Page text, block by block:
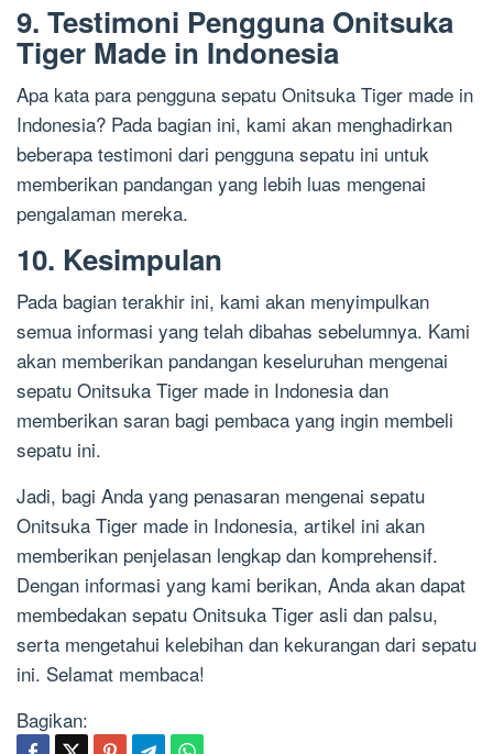
9. Testimoni Pengguna Onitsuka
Tiger Made in Indonesia
Apa kata para pengguna sepatu Onitsuka Tiger made in
Indonesia? Pada bagian ini, kami akan menghadirkan
beberapa testimoni dari pengguna sepatu ini untuk
memberikan pandangan yang lebih luas mengenai
pengalaman mereka.
10. Kesimpulan
Pada bagian terakhir ini, kami akan menyimpulkan
semua informasi yang telah dibahas sebelumnya. Kami
akan memberikan pandangan keseluruhan mengenai
sepatu Onitsuka Tiger made in Indonesia dan
memberikan saran bagi pembaca yang ingin membeli
sepatu ini.
Jadi, bagi Anda yang penasaran mengenai sepatu
Onitsuka Tiger made in Indonesia, artikel ini akan
memberikan penjelasan lengkap dan komprehensif.
Dengan informasi yang kami berikan, Anda akan dapat
membedakan sepatu Onitsuka Tiger asli dan palsu,
serta mengetahui kelebihan dan kekurangan dari sepatu
ini. Selamat membaca!
Bagikan: